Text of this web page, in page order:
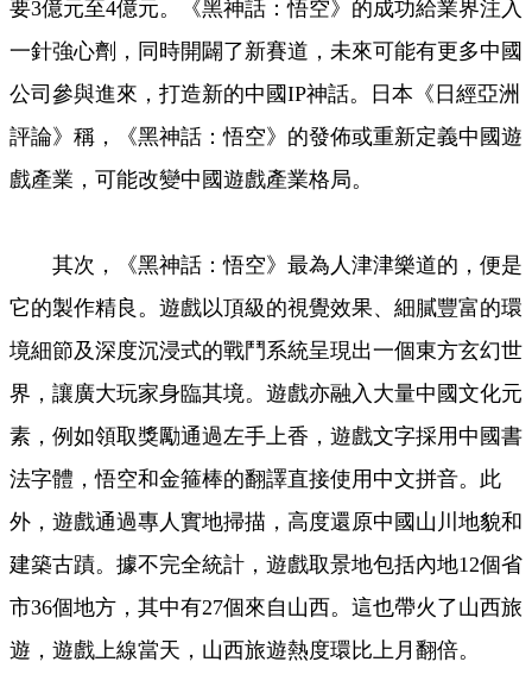
要3億元至4億元。《黑神話：悟空》的成功給業界注入
一針強心劑，同時開闢了新賽道，未來可能有更多中國
公司參與進來，打造新的中國IP神話。日本《日經亞洲
評論》稱，《黑神話：悟空》的發佈或重新定義中國遊
戲產業，可能改變中國遊戲產業格局。
其次，《黑神話：悟空》最為人津津樂道的，便是
它的製作精良。遊戲以頂級的視覺效果、細膩豐富的環
境細節及深度沉浸式的戰鬥系統呈現出一個東方玄幻世
界，讓廣大玩家身臨其境。遊戲亦融入大量中國文化元
素，例如領取獎勵通過左手上香，遊戲文字採用中國書
法字體，悟空和金箍棒的翻譯直接使用中文拼音。此
外，遊戲通過專人實地掃描，高度還原中國山川地貌和
建築古蹟。據不完全統計，遊戲取景地包括內地12個省
市36個地方，其中有27個來自山西。這也帶火了山西旅
遊，遊戲上線當天，山西旅遊熱度環比上月翻倍。